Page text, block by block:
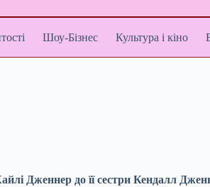
Шоу-Бізнес Культура і кіно
Дженнер до її сестри Кендалл